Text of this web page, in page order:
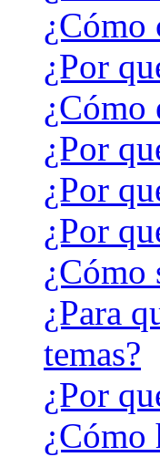
¿Cómo
¿Por
¿Cómo
¿Por
¿Por
¿Por
¿Cómo
¿Para
temas?
¿Por
¿Cómo